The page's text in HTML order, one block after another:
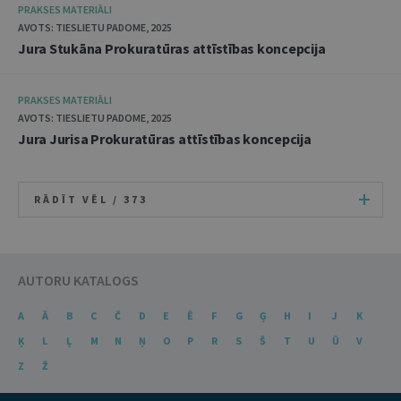
PRAKSES MATERIĀLI
AVOTS: TIESLIETU PADOME, 2025
Jura Stukāna Prokuratūras attīstības koncepcija
PRAKSES MATERIĀLI
AVOTS: TIESLIETU PADOME, 2025
Jura Jurisa Prokuratūras attīstības koncepcija
RĀDĪT VĒL / 373
AUTORU KATALOGS
A Ā B C Č D E Ē F G Ģ H I J
K
Ķ
L Ļ M N Ņ O P R S Š T U Ū
V
Z
Ž